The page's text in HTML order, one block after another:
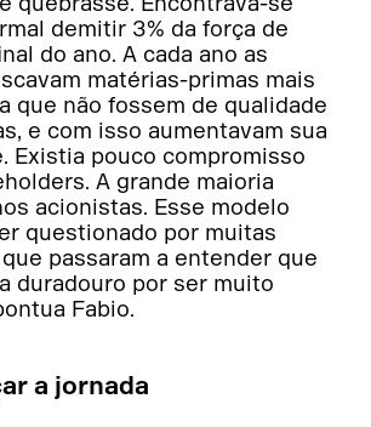
demitir 3% da força de
do ano. A cada ano as
matérias-primas mais
que não fossem de qualidade
e com isso aumentavam sua
Existia pouco compromisso
A grande maioria
acionistas. Esse modelo
questionado por muitas
passaram a entender que
duradouro por ser muito
Fabio.
a jornada